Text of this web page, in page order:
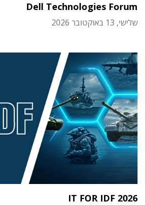
Dell Technologies Forum
שלישי, 13 באוקטובר 2026
IT FOR IDF 2026